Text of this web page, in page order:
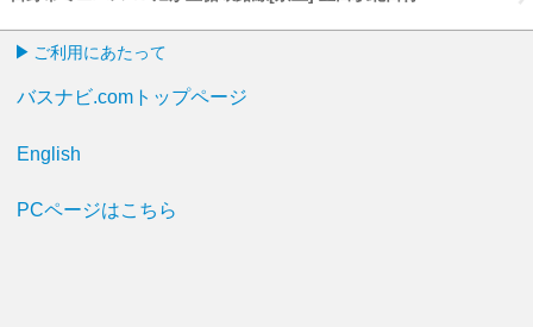
ご利用にあたって
バスナビ.comトップページ
English
PCページはこちら